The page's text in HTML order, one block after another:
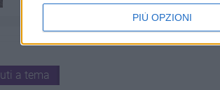
PIÙ OPZIONI
a tema